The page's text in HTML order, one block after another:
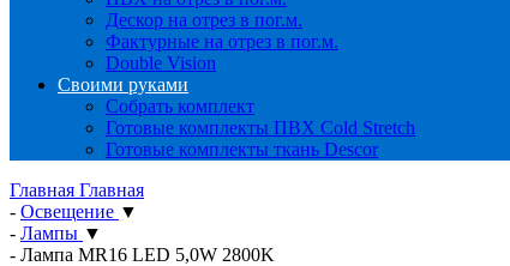
Дескор на отрез в пог.м.
Фактурные на отрез в пог.м.
Double Vision
Своими руками
Собрать комплект
Готовые комплекты ПВХ Cold Stretch
Готовые комплекты ткань Descor
Главная Главная
- Освещение ▼
- Лампы ▼
- Лампа MR16 LED 5,0W 2800K